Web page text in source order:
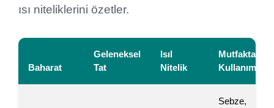
ısı niteliklerini özetler.
Baharat
Geleneksel
Tat
Isıl
Nitelik
Mutfakta
Kullanım
Sebze,